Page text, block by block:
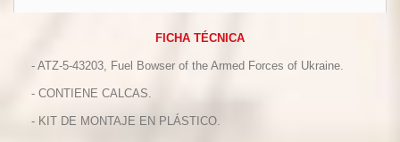
FICHA TÉCNICA
- ATZ-5-43203, Fuel Bowser of the Armed Forces of Ukraine.
- CONTIENE CALCAS.
- KIT DE MONTAJE EN PLÁSTICO.